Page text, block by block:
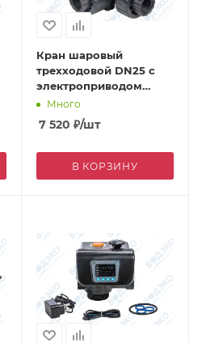
Кран шаровый
трехходовой DN25 с
электроприводом
DC24V (Q91402-25) ВР
Много
7 520 ₽/шт
В КОРЗИНУ